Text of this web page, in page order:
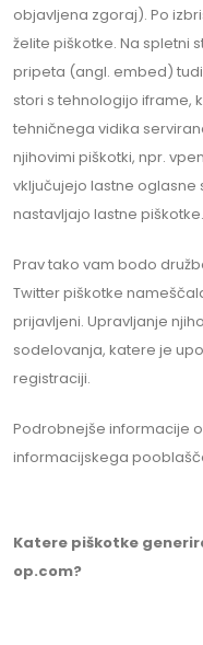
objavljena zgoraj). Po
želite piškotke. Na spletni
pripeta (angl. embed) tudi
stori s tehnologijo iframe,
tehničnega vidika
njihovimi piškotki, npr.
vključujejo lastne
nastavljajo lastne piškotke.
Prav tako vam bodo
Twitter piškotke
prijavljeni. Upravljanje
sodelovanja, katere je
registraciji.
Podrobnejše informacije
informacijskega
Katere piškotke
op.com?